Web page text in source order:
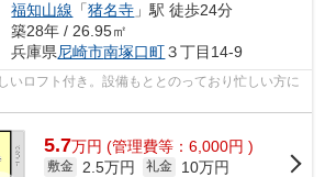
福知山線 「猪名寺 」駅 徒歩24分
築28年 / 26.95㎡
兵庫県尼崎市南塚口町３丁目14-9
いロフト付き。設備もととのっており忙しい方に
5.7万円 (管理費等：6,000円 )
敷金 2.5万円 礼金
10万円